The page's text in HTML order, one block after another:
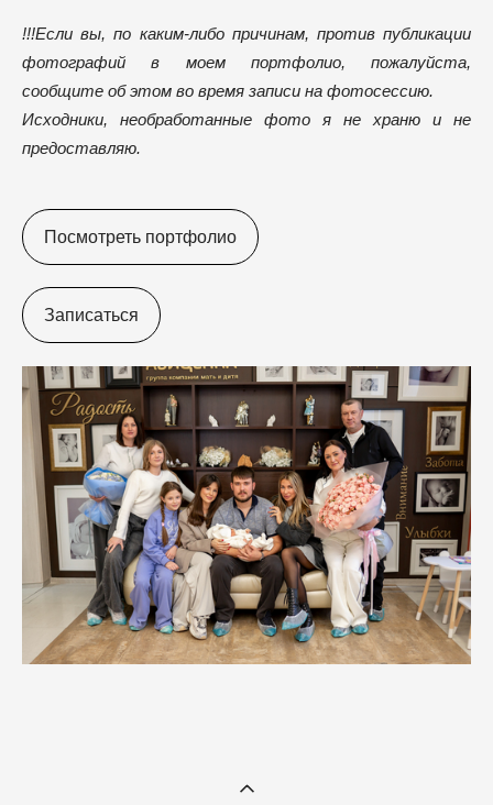
!!!​Если вы, по каким-либо причинам, против публикации
фотографий в моем портфолио, пожалуйста,
сообщите об этом во время записи на фотосессию.
Исходники, необработанные фото я не храню и не
предоставляю.
Посмотреть портфолио
Записаться